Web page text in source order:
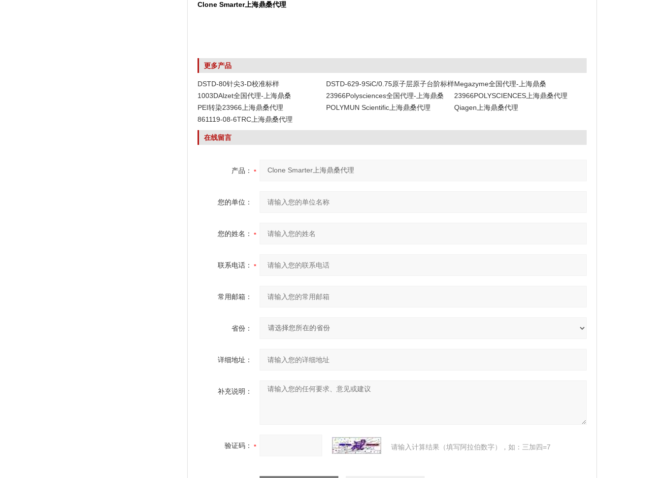
Clone Smarter上海鼎桑代理
更多产品
DSTD-80针尖3-D校准标样 DSTD-629-9SiC/0.75原子层原子台阶标样Megazyme全国代理-上海鼎桑
1003DAlzet全国代理-上海鼎桑
23966Polysciences全国代理-上海鼎桑
23966POLYSCIENCES上海鼎桑代理
PEI转染23966上海鼎桑代理
POLYMUN Scientific上海鼎桑代理
Qiagen上海鼎桑代理
861119-08-6TRC上海鼎桑代理
在线留言
产品：
您的单位：
您的姓名：
联系电话：
常用邮箱：
省份：
详细地址：
补充说明：
验证码： 请输入计算结果（填写阿拉伯数字），如：三加四=7